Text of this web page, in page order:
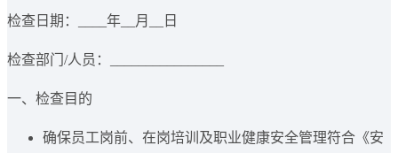
检查日期：____年__月__日
检查部门/人员：________________
一、检查目的
确保员工岗前、在岗培训及职业健康安全管理符合《安